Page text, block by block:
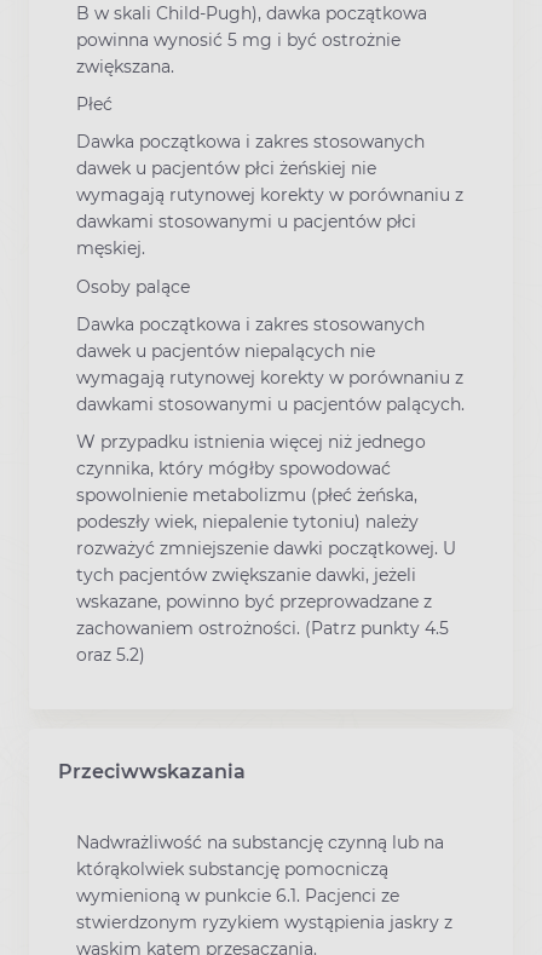
B w skali Child-Pugh), dawka początkowa
powinna wynosić 5 mg i być ostrożnie
zwiększana.
Płeć
Dawka początkowa i zakres stosowanych
dawek u pacjentów płci żeńskiej nie
wymagają rutynowej korekty w porównaniu z
dawkami stosowanymi u pacjentów płci
męskiej.
Osoby palące
Dawka początkowa i zakres stosowanych
dawek u pacjentów niepalących nie
wymagają rutynowej korekty w porównaniu z
dawkami stosowanymi u pacjentów palących.
W przypadku istnienia więcej niż jednego
czynnika, który mógłby spowodować
spowolnienie metabolizmu (płeć żeńska,
podeszły wiek, niepalenie tytoniu) należy
rozważyć zmniejszenie dawki początkowej. U
tych pacjentów zwiększanie dawki, jeżeli
wskazane, powinno być przeprowadzane z
zachowaniem ostrożności. (Patrz punkty 4.5
oraz 5.2)
Przeciwwskazania
Nadwrażliwość na substancję czynną lub na
którąkolwiek substancję pomocniczą
wymienioną w punkcie 6.1. Pacjenci ze
stwierdzonym ryzykiem wystąpienia jaskry z
wąskim kątem przesączania.